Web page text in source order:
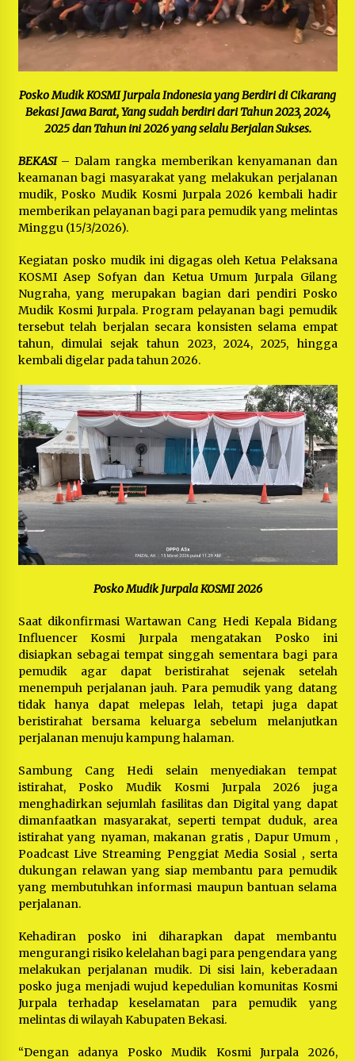
Support Camat Kedungwaringin Memberikan
Logistik Ke Posko Jurpala Kosmi
1 tahun ago
Ucapan Terimakasih Ketua Umum Jurpala
Cepat Polres Metro Bekasi dan Polsek Cikarang
Timur yang Tangkap Oknum Ormas Terkait
Pengusiran Pendirian Posko
1 tahun ago
1 tahun ago
Jelang Ramadhan, Kecamatan Cikarang Pusat
Gelar STQ ke-VII
Posko Mudik KOSMI Jurpala Indonesia yang Berdiri di Cikarang
Bekasi Jawa Barat, Yang sudah berdiri dari Tahun 2023, 2024,
2025 dan Tahun ini 2026 yang selalu Berjalan Sukses.
BEKASI– Dalam rangka memberikan kenyamanan dan
keamanan bagi masyarakat yang melakukan perjalanan
mudik, Posko Mudik Kosmi Jurpala 2026 kembali hadir
memberikan pelayanan bagi para pemudik yang melintas
Minggu (15/3/2026).
Kegiatan posko mudik ini digagas oleh Ketua Pelaksana
KOSMI Asep Sofyan dan Ketua Umum Jurpala Gilang
Nugraha, yang merupakan bagian dari pendiri Posko
Mudik Kosmi Jurpala. Program pelayanan bagi pemudik
tersebut telah berjalan secara konsisten selama empat
tahun, dimulai sejak tahun 2023, 2024, 2025, hingga
kembali digelar pada tahun 2026.
Posko Mudik JurpalaKOSMI 2026
Saat dikonfirmasi Wartawan Cang Hedi Kepala Bidang
Influencer Kosmi Jurpala mengatakan Posko ini
disiapkan sebagai tempat singgah sementara bagi para
pemudik agar dapat beristirahat sejenak setelah
menempuh perjalanan jauh. Para pemudik yang datang
tidak hanya dapat melepas lelah, tetapi juga dapat
beristirahat bersama keluarga sebelum melanjutkan
perjalanan menuju kampung halaman.
Sambung Cang Hedi selain menyediakan tempat
istirahat, Posko Mudik Kosmi Jurpala 2026 juga
menghadirkan sejumlah fasilitas dan Digital yang dapat
dimanfaatkan masyarakat, seperti tempat duduk, area
istirahat yang nyaman, makanan gratis , Dapur Umum ,
Poadcast Live Streaming Penggiat Media Sosial , serta
dukungan relawan yang siap membantu para pemudik
yang membutuhkan informasi maupun bantuan selama
perjalanan.
Kehadiran posko ini diharapkan dapat membantu
mengurangi risiko kelelahan bagi para pengendara yang
melakukan perjalanan mudik. Di sisi lain, keberadaan
posko juga menjadi wujud kepedulian komunitas Kosmi
Jurpala terhadap keselamatan para pemudik yang
melintas di wilayah Kabupaten Bekasi.
“Dengan adanya Posko Mudik Kosmi Jurpala 2026,